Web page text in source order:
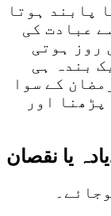
پابند ہوتا
عبادت کی
روز ہوتی
بندہ ہی
کے سوا
اور
یا نقصان